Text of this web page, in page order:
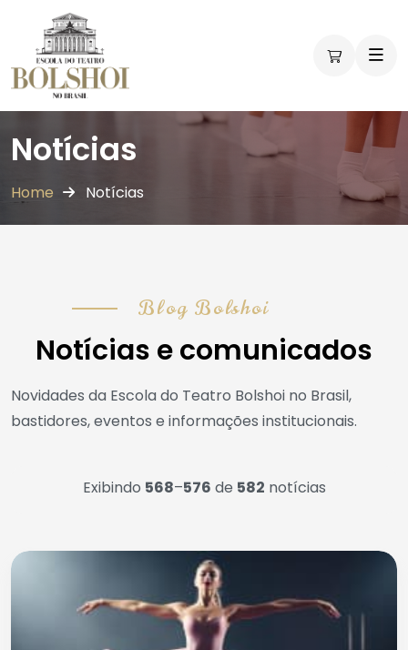
Notícias
Home Notícias
Blog Bolshoi
Notícias e comunicados
Novidades da Escola do Teatro Bolshoi no Brasil,
bastidores, eventos e informações institucionais.
Exibindo 568–576 de 582 notícias